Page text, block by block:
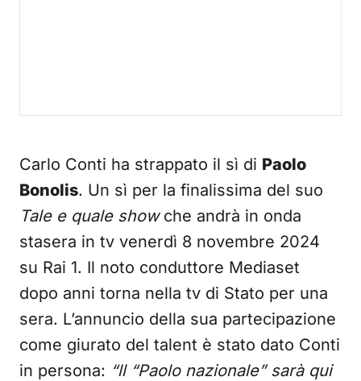
Carlo Conti ha strappato il sì di Paolo
Bonolis. Un sì per la finalissima del suo
Tale e quale showche andrà in onda
stasera in tv venerdì 8 novembre 2024
su Rai 1. Il noto conduttore Mediaset
dopo anni torna nella tv di Stato per una
sera. L’annuncio della sua partecipazione
come giurato del talent è stato dato Conti
in persona: “ll “Paolo nazionale” sarà qui